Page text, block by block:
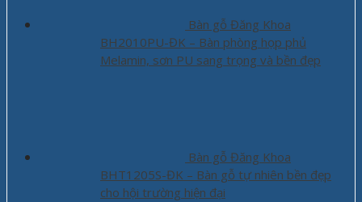
Bàn gỗ Đăng Khoa
BH2010PU-ĐK – Bàn phòng họp phủ
Melamin, sơn PU sang trọng và bền đẹp
Bàn gỗ Đăng Khoa
BHT1205S-ĐK – Bàn gỗ tự nhiên bền đẹp
cho hội trường hiện đại